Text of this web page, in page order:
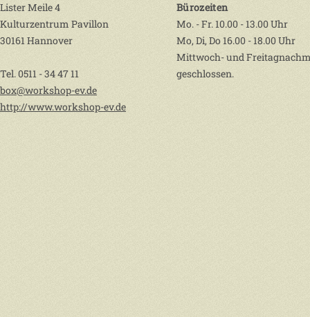
Lister Meile 4
Kulturzentrum Pavillon
30161 Hannover
Tel. 0511 - 34 47 11
box@workshop-ev.de
http://www.workshop-ev.de
Bürozeiten
Mo. - Fr. 10.00 - 13.00 Uhr
Mo, Di, Do 16.00 - 18.00 Uhr
Mittwoch- und
geschlossen.